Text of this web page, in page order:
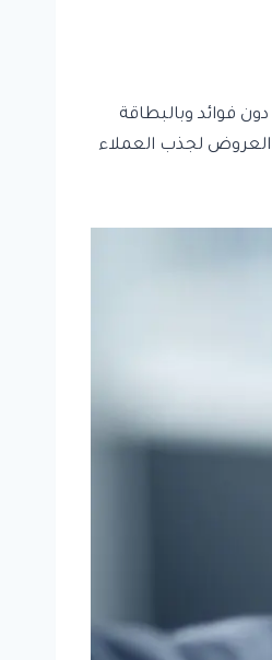
عن أفضل بنك يعطي قرض شخصي في مصر تصل إلى 50 ألف جنيه دون فوائد وبالبطاقة
العروض لجذب العملاء